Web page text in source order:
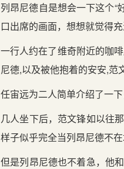
列昂尼德自是想会一下这个“
口出席的画面，想想就觉得充
一行人约在了维奇附近的咖
尼德,以及被他抱着的安安,范
任宙远为二人简单介绍了一
几人坐下后，范文锋如以往
样子似乎完全当列昂尼德不在
但是列昂尼德也不着急，他